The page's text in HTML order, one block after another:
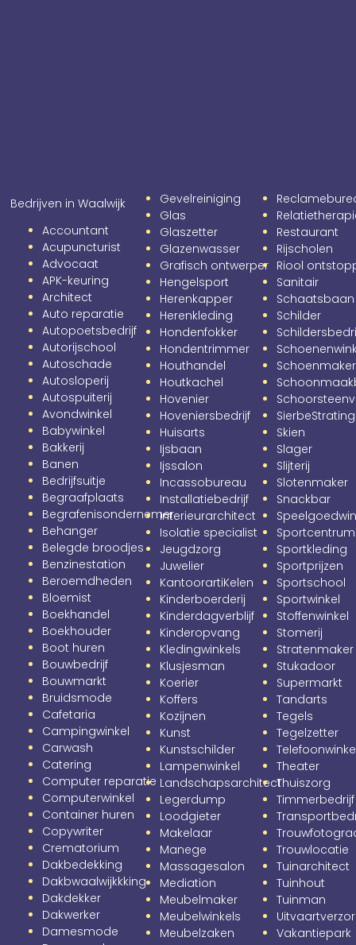
Bedrijven in Waalwijk
Accountant
Acupuncturist
Advocaat
APK-keuring
Architect
Auto reparatie
Autopoetsbedrijf
Autorijschool
Autoschade
Autosloperij
Autospuiterij
Avondwinkel
Babywinkel
Bakkerij
Banen
Bedrijfsuitje
Begraafplaats
Begrafenisondernemer
Behanger
Belegde broodjes
Benzinestation
Beroemdheden
Bloemist
Boekhandel
Boekhouder
Boot huren
Bouwbedrijf
Bouwmarkt
Bruidsmode
Cafetaria
Campingwinkel
Carwash
Catering
Computer reparatie
Computerwinkel
Container huren
Copywriter
Crematorium
Dakbedekking
Dakbwaalwijkkking
Dakdekker
Dakwerker
Damesmode
Gevelreiniging
Glas
Glaszetter
Glazenwasser
Grafisch ontwerper
Hengelsport
Herenkapper
Herenkleding
Hondenfokker
Hondentrimmer
Houthandel
Houtkachel
Hovenier
Hoveniersbedrijf
Huisarts
Ijsbaan
Ijssalon
Incassobureau
Installatiebedrijf
Interieurarchitect
Isolatie specialist
Jeugdzorg
Juwelier
KantoorartiKelen
Kinderboerderij
Kinderdagverblijf
Kinderopvang
Kledingwinkels
Klusjesman
Koerier
Koffers
Kozijnen
Kunst
Kunstschilder
Lampenwinkel
Landschapsarchitect
Legerdump
Loodgieter
Makelaar
Manege
Massagesalon
Mediation
Meubelmaker
Meubelwinkels
Meubelzaken
Restaurant
Rijscholen
Riool
Sanitair
Schaatsbaan
Schilder
Schoenmaker
SierbeStrating
Skien
Slager
Slijterij
Slotenmaker
Snackbar
Sportcentrum
Sportkleding
Sportprijzen
Sportschool
Sportwinkel
Stoffenwinkel
Stomerij
Stratenmaker
Stukadoor
Supermarkt
Tandarts
Tegels
Tegelzetter
Theater
Thuiszorg
Timmerbedrijf
Trouwlocatie
Tuinarchitect
Tuinhout
Tuinman
Vakantiepark